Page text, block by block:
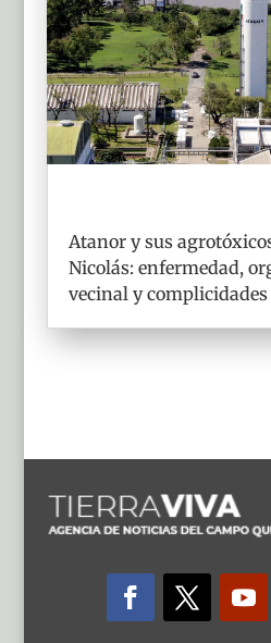
Atanor y sus
Nicolás: enfermedad,
vecinal y complicidades